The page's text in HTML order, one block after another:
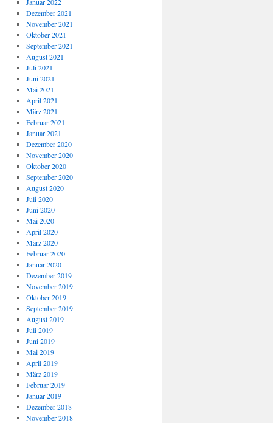
Dezember 2021
November 2021
Oktober 2021
September 2021
August 2021
Juli 2021
Juni 2021
Mai 2021
April 2021
März 2021
Februar 2021
Januar 2021
Dezember 2020
November 2020
Oktober 2020
September 2020
August 2020
Juli 2020
Juni 2020
Mai 2020
April 2020
März 2020
Februar 2020
Januar 2020
Dezember 2019
November 2019
Oktober 2019
September 2019
August 2019
Juli 2019
Juni 2019
Mai 2019
April 2019
März 2019
Februar 2019
Januar 2019
Dezember 2018
November 2018